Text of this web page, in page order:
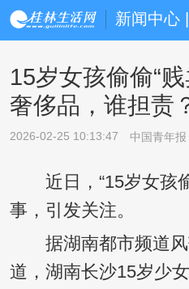
新闻中心
15岁女孩偷偷“
奢侈品，谁担责
2026-02-25 10:13:47 中国青年报
近日，“15岁女孩
事，引发关注。
据湖南都市频道风
道，湖南长沙15岁少